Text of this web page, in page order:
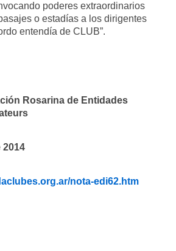
poderes extraordinarios
o estadías a los dirigentes
entendía de CLUB”.
Rosarina de Entidades
2014
nota-edi62.htm